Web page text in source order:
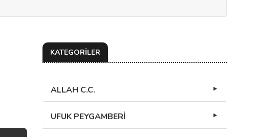
KATEGORİLER
ALLAH C.C.
UFUK PEYGAMBERİ